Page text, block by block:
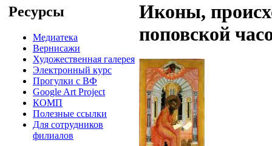
Ресурсы
Медиатека
Вернисажи
Художественная галерея
Электронный курс
Прогулки с ВФ
Google Art Project
КОМП
Полезные ссылки
Для сотрудников
филиалов
Иконы,
поповской